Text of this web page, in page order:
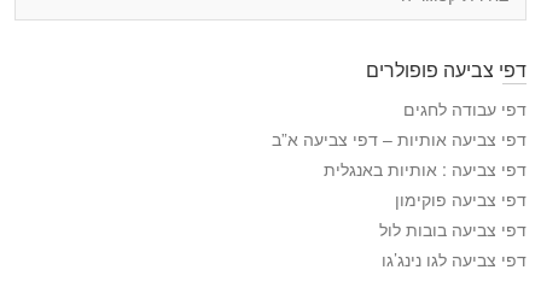
י
ה
צ
י
ע
ה
דפי צביעה פופולרים
דפי עבודה לחגים
דפי צביעה אותיות – דפי צביעה א”ב
דפי צביעה : אותיות באנגלית
דפי צביעה פוקימון
דפי צביעה בובות לול
דפי צביעה לגו נינג’גו